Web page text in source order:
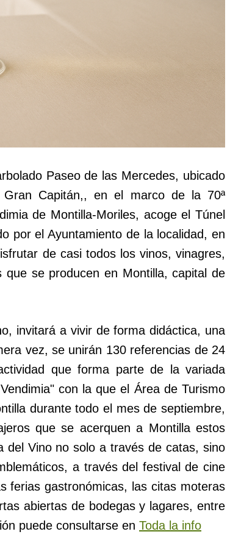
Paseo de las Mercedes, ubicado
Capitán,, en el marco de la 70ª
de Montilla-Moriles, acoge el Túnel
por el Ayuntamiento de la localidad, en
de casi todos los vinos, vinagres,
que se producen en Montilla, capital de
invitará a vivir de forma didáctica, una
vez, se unirán 130 referencias de 24
que forma parte de la variada
con la que el Área de Turismo
durante todo el mes de septiembre,
que se acerquen a Montilla estos
del Vino no solo a través de catas, sino
a través del festival de cine
ferias gastronómicas, las citas moteras
abiertas de bodegas y lagares, entre
puede consultarse en Toda la info